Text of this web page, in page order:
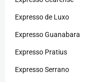
Expresso de Luxo
Expresso Guanabara
Expresso Pratius
Expresso Serrano